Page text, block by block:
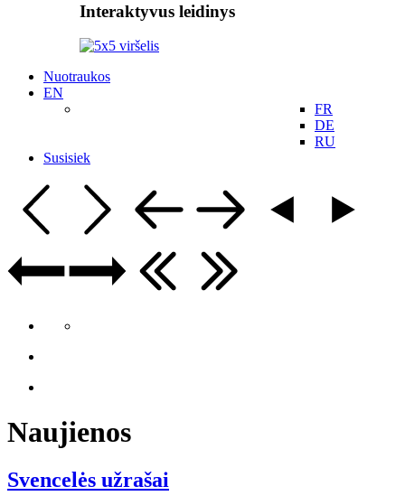
Interaktyvus leidinys
Nuotraukos
EN
FR
DE
RU
Susisiek
Naujienos
Svencelės užrašai